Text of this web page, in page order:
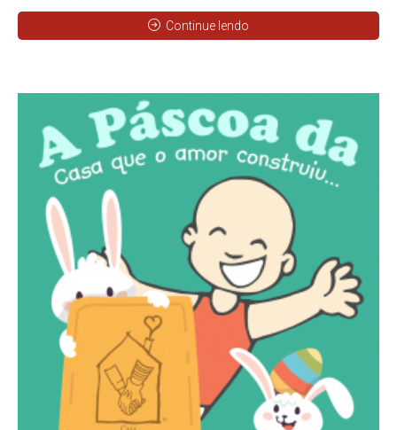
Continue lendo